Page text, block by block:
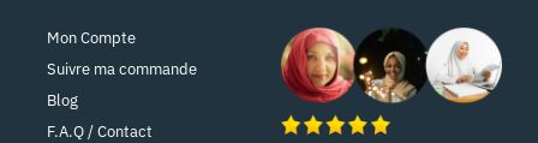
Mon Compte
Suivre ma commande
Blog
F.A.Q / Contact